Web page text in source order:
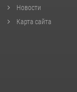
Новости
Карта сайта